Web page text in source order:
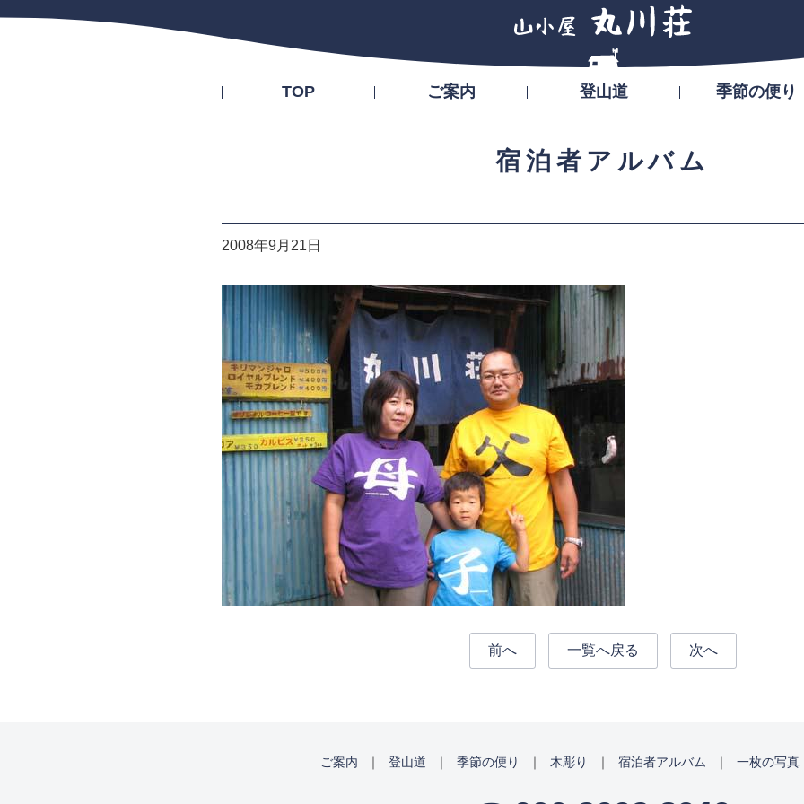
TOP ご案内 登山道 季節の便り
宿泊者アルバム
2008年9月21日
前へ 一覧へ戻る 次へ
ご案内 ｜ 登山道 ｜ 季節の便り ｜ 木彫り ｜ 宿泊者アルバム ｜ 一枚の写真